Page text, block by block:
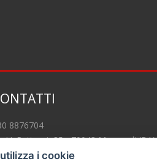
8876704
U. Rattazzi, 35 - 70043 Monopoli (BA)
i cookie